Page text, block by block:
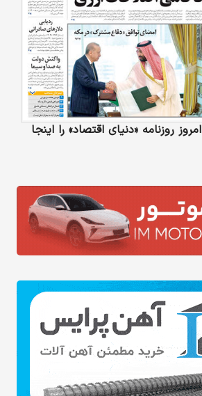
روزنامه «دنیای‌ اقتصاد» را اینجا